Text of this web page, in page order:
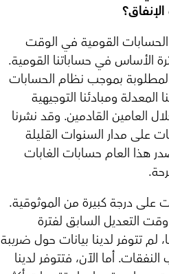
القومية في الوقت
الأساس في حساباتنا القومية.
بموجب نظام الحسابات
منهجياتنا المعدلة ومبادئنا التوجيهية
العامين القادمين. وقد نشرنا
على مدار السنوات القليلة
هذا العام حسابات الغابات
على درجة كبيرة من الموثوقية.
التعديل السابق لفترة
تتوفر لدينا بيانات حول ضريبة
أما الآن، فتتوفر لدينا